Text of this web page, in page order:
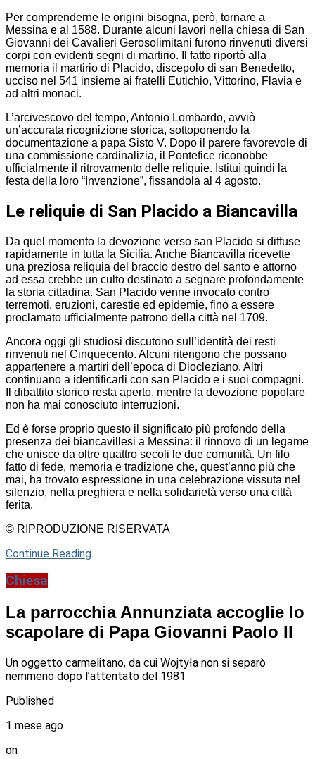
Per comprenderne le origini bisogna, però, tornare a
Messina e al 1588. Durante alcuni lavori nella chiesa di San
Giovanni dei Cavalieri Gerosolimitani furono rinvenuti diversi
corpi con evidenti segni di martirio. Il fatto riportò alla
memoria il martirio di Placido, discepolo di san Benedetto,
ucciso nel 541 insieme ai fratelli Eutichio, Vittorino, Flavia e
ad altri monaci.
L’arcivescovo del tempo, Antonio Lombardo, avviò
un’accurata ricognizione storica, sottoponendo la
documentazione a papa Sisto V. Dopo il parere favorevole di
una commissione cardinalizia, il Pontefice riconobbe
ufficialmente il ritrovamento delle reliquie. Istituì quindi la
festa della loro “Invenzione”, fissandola al 4 agosto.
Le reliquie di San Placido a Biancavilla
Da quel momento la devozione verso san Placido si diffuse
rapidamente in tutta la Sicilia. Anche Biancavilla ricevette
una preziosa reliquia del braccio destro del santo e attorno
ad essa crebbe un culto destinato a segnare profondamente
la storia cittadina. San Placido venne invocato contro
terremoti, eruzioni, carestie ed epidemie, fino a essere
proclamato ufficialmente patrono della città nel 1709.
Ancora oggi gli studiosi discutono sull’identità dei resti
rinvenuti nel Cinquecento. Alcuni ritengono che possano
appartenere a martiri dell’epoca di Diocleziano. Altri
continuano a identificarli con san Placido e i suoi compagni.
Il dibattito storico resta aperto, mentre la devozione popolare
non ha mai conosciuto interruzioni.
Ed è forse proprio questo il significato più profondo della
presenza dei biancavillesi a Messina: il rinnovo di un legame
che unisce da oltre quattro secoli le due comunità. Un filo
fatto di fede, memoria e tradizione che, quest’anno più che
mai, ha trovato espressione in una celebrazione vissuta nel
silenzio, nella preghiera e nella solidarietà verso una città
ferita.
© RIPRODUZIONE RISERVATA
Continue Reading
Chiesa
La parrocchia Annunziata accoglie lo
scapolare di Papa Giovanni Paolo II
Un oggetto carmelitano, da cui Wojtyła non si separò
nemmeno dopo l’attentato del 1981
Published
1 mese ago
on